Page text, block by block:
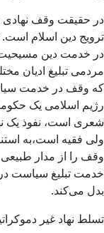
در حقیقت وقف
ترویج دین اسلام
در خدمت دین
مردمی تبلیغ ادیان
که وقف در خدمت
رژیم اسلامی یک
شعری است،‌ نفوذ یک
وقف را از مدار
خدمت تبلیغ سیاست
بدل می‌کند.
تسلط نهاد غیر